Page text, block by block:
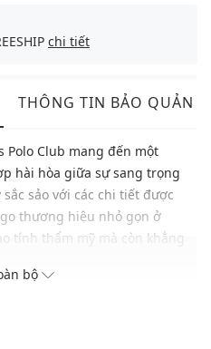
chi tiết
THÔNG TIN BẢO QUẢN
Polo Club mang đến một
hài hòa giữa sự sang trọng
sảo với các chi tiết được
thương hiệu nhỏ gọn ở
tính thẩm mỹ mà còn khẳng
bộ